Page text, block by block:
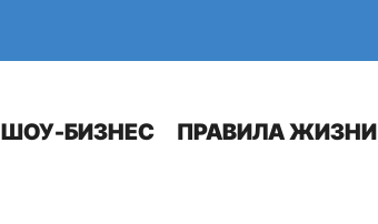
ШОУ-БИЗНЕС ПРАВИЛА ЖИЗНИ